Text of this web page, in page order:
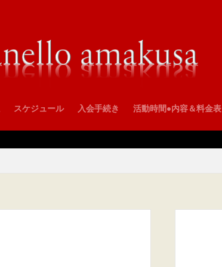
スケジュール 入会手続き 活動時間•内容＆料金表